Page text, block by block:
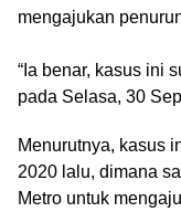
mengajukan
‎“Ia benar, kasus ini
pada Selasa, 30
Menurutnya, kasus
2020 lalu, dimana
Metro untuk